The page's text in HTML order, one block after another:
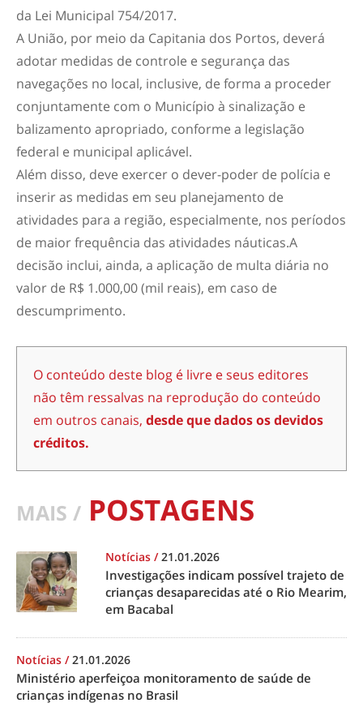
da Lei Municipal 754/2017.
A União, por meio da Capitania dos Portos, deverá
adotar medidas de controle e segurança das
navegações no local, inclusive, de forma a proceder
conjuntamente com o Município à sinalização e
balizamento apropriado, conforme a legislação
federal e municipal aplicável.
Além disso, deve exercer o dever-poder de polícia e
inserir as medidas em seu planejamento de
atividades para a região, especialmente, nos períodos
de maior frequência das atividades náuticas.A
decisão inclui, ainda, a aplicação de multa diária no
valor de R$ 1.000,00 (mil reais), em caso de
descumprimento.
O conteúdo deste blog é livre e seus editores
não têm ressalvas na reprodução do conteúdo
em outros canais, desde que dados os devidos
créditos.
MAIS / POSTAGENS
Notícias /21.01.2026
Investigações indicam possível trajeto de
crianças desaparecidas até o Rio Mearim,
em Bacabal
Notícias /21.01.2026
Ministério aperfeiçoa monitoramento de saúde de
crianças indígenas no Brasil